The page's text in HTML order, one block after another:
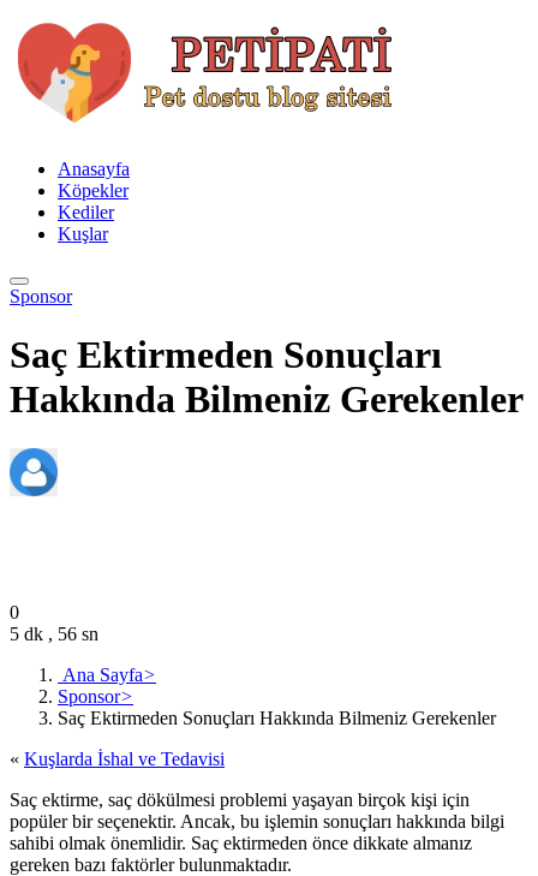
Anasayfa
Köpekler
Kediler
Kuşlar
Sponsor
Saç Ektirmeden Sonuçları
Hakkında Bilmeniz Gerekenler
0
5 dk , 56 sn
Ana Sayfa>
Sponsor>
Saç Ektirmeden Sonuçları Hakkında Bilmeniz Gerekenler
« Kuşlarda İshal ve Tedavisi
Saç ektirme, saç dökülmesi problemi yaşayan birçok kişi için
popüler bir seçenektir. Ancak, bu işlemin sonuçları hakkında bilgi
sahibi olmak önemlidir. Saç ektirmeden önce dikkate almanız
gereken bazı faktörler bulunmaktadır.